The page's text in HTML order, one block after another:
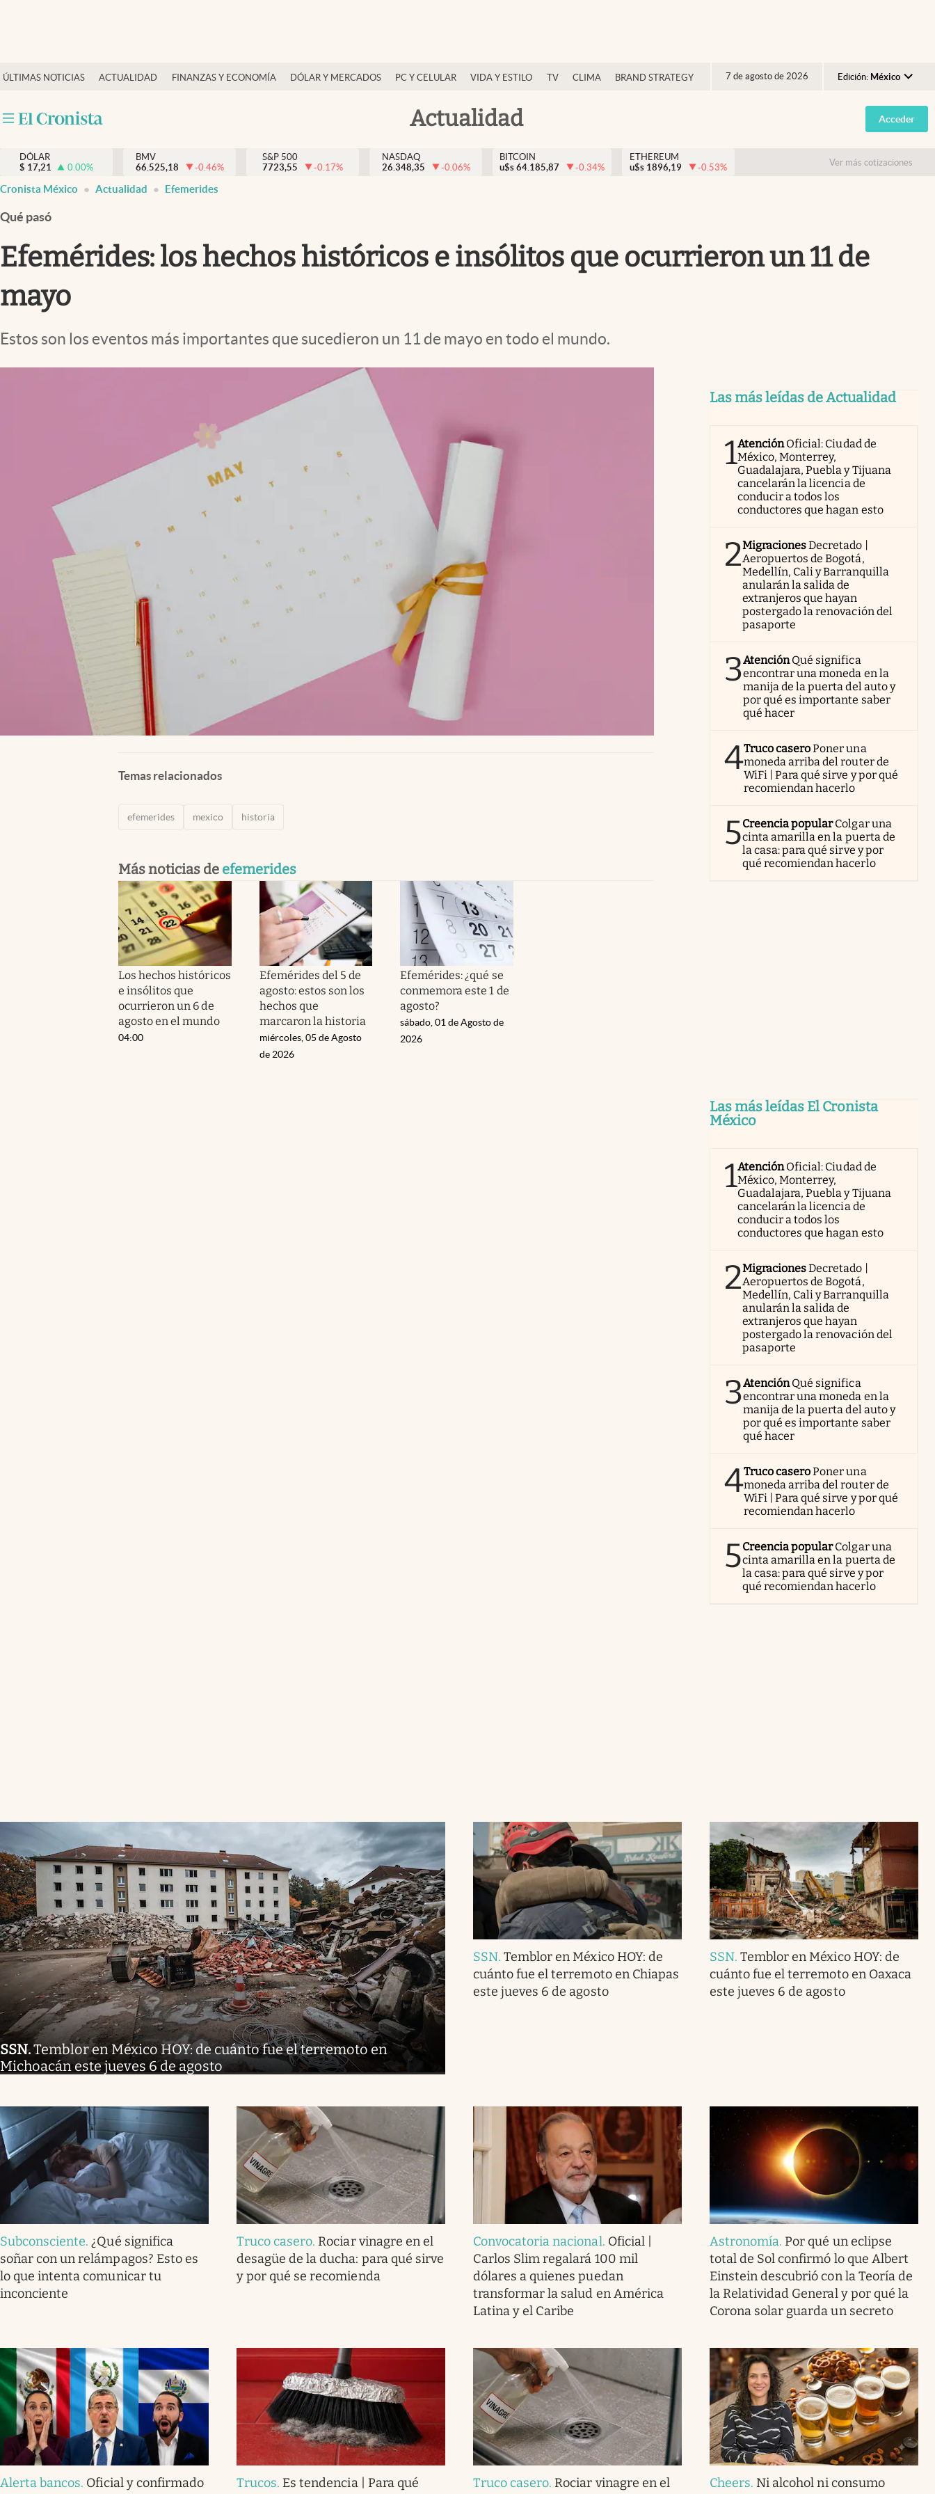
ÚLTIMAS NOTICIAS ACTUALIDAD FINANZAS Y ECONOMÍA DÓLAR Y MERCADOS PC Y CELULAR VIDA Y ESTILO TV CLIMA BRAND STRATEGY 7 de agosto de 2026 Edición: México
Argentina
España
USA
Actualidad
Actualidad
Internacionales
Opinión
Brand Strategy
Vida y estilo
Tv
Espiritualidad
Acceder
DÓLAR
$ 17,21 0.00%
BMV
66.525,18
-0.46%
S&P 500
7723,55
-0.17%
NASDAQ
26.348,35
-0.06%
BITCOIN
u$s 64.185,87 -0.34%
ETHEREUM
u$s 1896,19 -0.53% Ver más cotizaciones
Cronista México Actualidad Efemerides
Qué pasó
Efemérides: los hechos históricos e insólitos que ocurrieron un 11 de
mayo
Estos son los eventos más importantes que sucedieron un 11 de mayo en todo el mundo.
Temas relacionados
efemerides mexico historia
Más noticias de efemerides
Los hechos históricos
e insólitos que
ocurrieron un 6 de
agosto en el mundo
04:00
Efemérides del 5 de
agosto: estos son los
hechos que
marcaron la historia
miércoles, 05 de Agosto
de 2026
Efemérides: ¿qué se
conmemora este 1 de
agosto?
sábado, 01 de Agosto de
2026
Las más leídas de Actualidad
1AtenciónOficial: Ciudad de
México, Monterrey,
Guadalajara, Puebla y Tijuana
cancelarán la licencia de
conducir a todos los
conductores que hagan esto
2MigracionesDecretado |
Aeropuertos de Bogotá,
Medellín, Cali y Barranquilla
anularán la salida de
extranjeros que hayan
postergado la renovación del
pasaporte
3AtenciónQué significa
encontrar una moneda en la
manija de la puerta del auto y
por qué es importante saber
qué hacer
4Truco caseroPoner una
moneda arriba del router de
WiFi | Para qué sirve y por qué
recomiendan hacerlo
5Creencia popularColgar una
cinta amarilla en la puerta de
la casa: para qué sirve y por
qué recomiendan hacerlo
Las más leídas El Cronista
México
1AtenciónOficial: Ciudad de
México, Monterrey,
Guadalajara, Puebla y Tijuana
cancelarán la licencia de
conducir a todos los
conductores que hagan esto
2MigracionesDecretado |
Aeropuertos de Bogotá,
Medellín, Cali y Barranquilla
anularán la salida de
extranjeros que hayan
postergado la renovación del
pasaporte
3AtenciónQué significa
encontrar una moneda en la
manija de la puerta del auto y
por qué es importante saber
qué hacer
4Truco caseroPoner una
moneda arriba del router de
WiFi | Para qué sirve y por qué
recomiendan hacerlo
5Creencia popularColgar una
cinta amarilla en la puerta de
la casa: para qué sirve y por
qué recomiendan hacerlo
SSN.Temblor en México HOY: de cuánto fue el terremoto en
Michoacán este jueves 6 de agosto
SSN.Temblor en México HOY: de
cuánto fue el terremoto en Chiapas
este jueves 6 de agosto
SSN.Temblor en México HOY: de
cuánto fue el terremoto en Oaxaca
este jueves 6 de agosto
Subconsciente. ¿Qué significa
soñar con un relámpagos? Esto es
lo que intenta comunicar tu
inconciente
Truco casero. Rociar vinagre en el
desagüe de la ducha: para qué sirve
y por qué se recomienda
Convocatoria nacional. Oficial |
Carlos Slim regalará 100 mil
dólares a quienes puedan
transformar la salud en América
Latina y el Caribe
Astronomía. Por qué un eclipse
total de Sol confirmó lo que Albert
Einstein descubrió con la Teoría de
la Relatividad General y por qué la
Corona solar guarda un secreto
Alerta bancos. Oficial y confirmado
Trucos. Es tendencia | Para qué
Truco casero. Rociar vinagre en el
Cheers. Ni alcohol ni consumo